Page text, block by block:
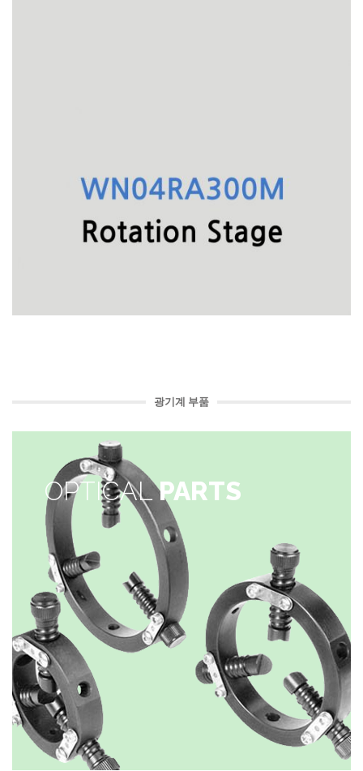
광기계 부품
OPTICALPARTS